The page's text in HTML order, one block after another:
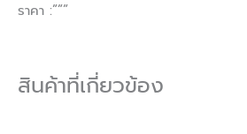
ราคา :”””
สินค้าที่เกี่ยวข้อง